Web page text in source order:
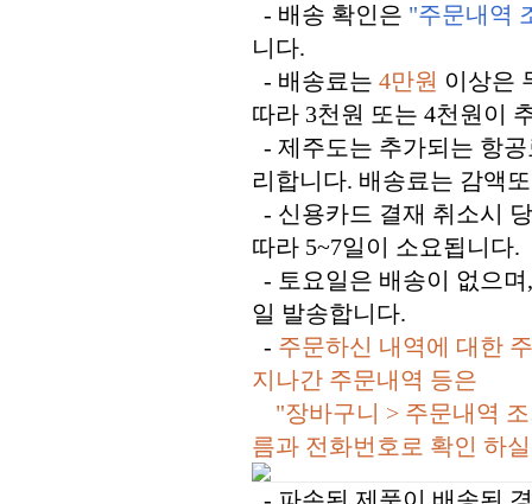
- 배송 확인은 "주문내역
니다.
- 배송료는 4만원 이상은
따라 3천원 또는 4천원이
- 제주도는 추가되는 항
리합니다. 배송료는 감액
- 신용카드 결재 취소시
따라 5~7일이 소요됩니다.
- 토요일은 배송이 없으
일 발송합니다.
- 주문하신 내역에 대한
지나간 주문내역 등은
"장바구니 > 주문내역
름과 전화번호로 확인 하